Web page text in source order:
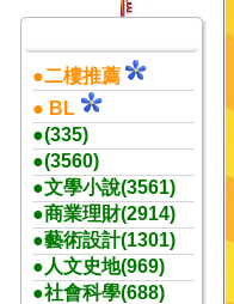
●二樓推薦
● BL
●(335)
●(3560)
●文學小說(3561)
●商業理財(2914)
●藝術設計(1301)
●人文史地(969)
●社會科學(688)